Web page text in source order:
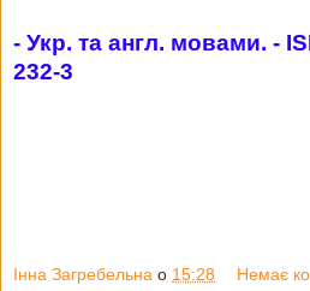
- Укр. та англ. мовами. -
232-3
Інна Загребельна о 15:28 Немає